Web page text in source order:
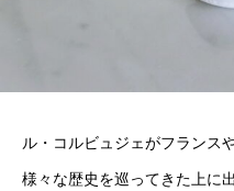
ル・コルビュジェがフランス
様々な歴史を巡ってきた上に